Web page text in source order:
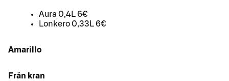
Aura 0,4L 6€
Lonkero 0,33L 6€
Amarillo
Från kran